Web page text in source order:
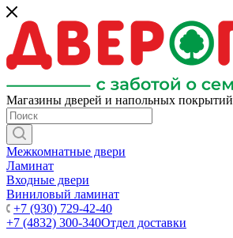
Магазины дверей и напольных покрытий
Межкомнатные двери
Ламинат
Входные двери
Виниловый ламинат
+7 (930) 729-42-40
+7 (4832) 300-340Отдел доставки